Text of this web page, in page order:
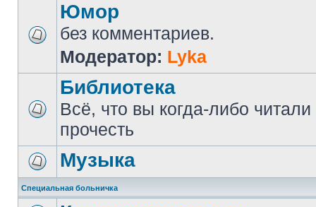
Юмор
без комментариев.
Модератор: Lyka
Библиотека
Всё, что вы когда-либо
прочесть
Музыка
Специальная больничка